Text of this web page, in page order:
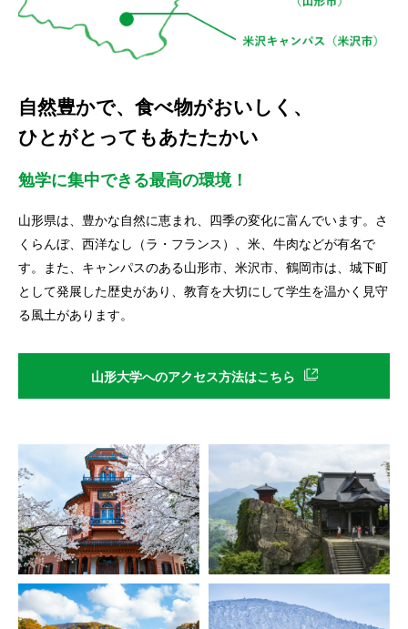
自然豊かで、食べ物がおいしく、
ひとがとってもあたたかい
勉学に集中できる最高の環境！
山形県は、豊かな自然に恵まれ、四季の変化に富んでいます。さ
くらんぼ、西洋なし（ラ・フランス）、米、牛肉などが有名で
す。また、キャンパスのある山形市、米沢市、鶴岡市は、城下町
として発展した歴史があり、教育を大切にして学生を温かく見守
る風土があります。
山形大学へのアクセス方法はこちら